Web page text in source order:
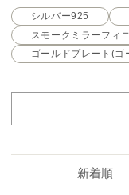
シルバー925
スモークミラーフィ
ゴールドプレート(ゴ
新着順